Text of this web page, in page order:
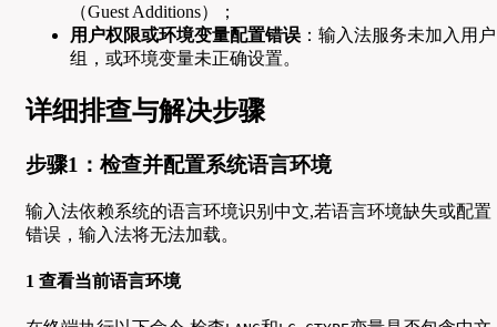
（Guest Additions）；
用户权限或环境变量配置错误 ：输入法服务未加入用户
组，或环境变量未正确设置。
详细排查与解决步骤
步骤1：检查并配置系统语言环境
输入法依赖系统的语言环境识别中文,若语言环境缺失或配置
错误，输入法将无法加载。
1 查看当前语言环境